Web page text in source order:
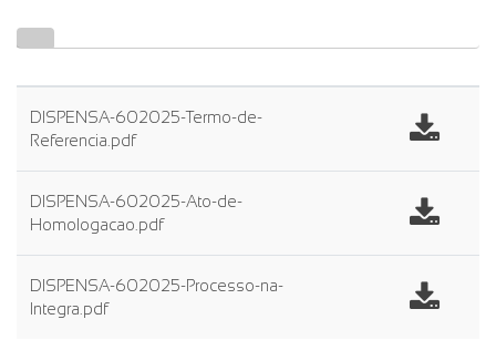
DISPENSA-602025-Termo-de-
Referencia.pdf
DISPENSA-602025-Ato-de-
Homologacao.pdf
DISPENSA-602025-Processo-na-
Integra.pdf